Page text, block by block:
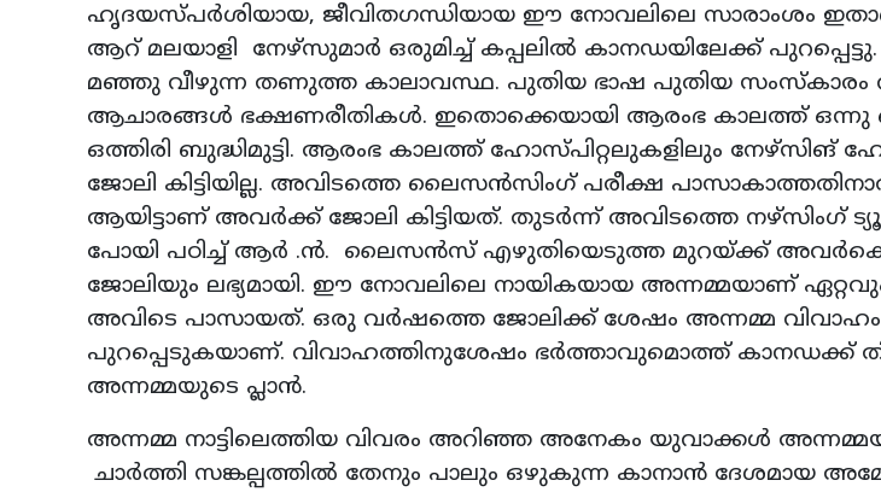
ഹൃദയസ്പര്‍ശിയായ, ജീവിതഗന്ധിയായ ഈ നോവലിലെ സാരാംശം
ആറ് മലയാളി നേഴ്‌സുമാര്‍ ഒരുമിച്ച് കപ്പലില്‍ കാനഡയിലേക്ക്
മഞ്ഞു വീഴുന്ന തണുത്ത കാലാവസ്ഥ. പുതിയ ഭാഷ പുതിയ സംസ്‌കാരം
ആചാരങ്ങള്‍ ഭക്ഷണരീതികള്‍. ഇതൊക്കെയായി ആരംഭ കാലത്ത് ഒന്നു
ഒത്തിരി ബുദ്ധിമുട്ടി. ആരംഭ കാലത്ത് ഹോസ്പിറ്റലുകളിലും
ജോലി കിട്ടിയില്ല. അവിടത്തെ ലൈസന്‍സിംഗ് പരീക്ഷ
ആയിട്ടാണ് അവര്‍ക്ക് ജോലി കിട്ടിയത്. തുടര്‍ന്ന് അവിടത്തെ നഴ്‌സിംഗ്
പോയി പഠിച്ച് ആര്‍ .ന്‍. ലൈസന്‍സ് എഴുതിയെടുത്ത മുറയ്ക്ക്
ജോലിയും ലഭ്യമായി. ഈ നോവലിലെ നായികയായ അന്നമ്മയാണ്
അവിടെ പാസായത്. ഒരു വര്‍ഷത്തെ ജോലിക്ക് ശേഷം അന്നമ്മ വിവാഹം
പുറപ്പെടുകയാണ്. വിവാഹത്തിനുശേഷം ഭര്‍ത്താവുമൊത്ത് കാനഡക്ക്
അന്നമ്മയുടെ പ്ലാന്‍.
അന്നമ്മ നാട്ടിലെത്തിയ വിവരം അറിഞ്ഞ അനേകം യുവാക്കള്‍
ചാര്‍ത്തി സങ്കല്പത്തില്‍ തേനും പാലും ഒഴുകുന്ന കാനാന്‍ ദേശമായ